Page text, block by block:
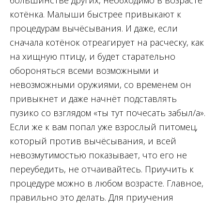
котёнка. Малыши быстрее привыкают к
процедурам вычёсывания. И даже, если
сначала котёнок отреагирует на расческу, как
на хищную птицу, и будет старательно
обороняться всеми возможными и
невозможными оружиями, со временем он
привыкнет и даже начнёт подставлять
пузико со взглядом «ты тут почесать забыл/а».
Если же к вам попал уже взрослый питомец,
который против вычёсывания, и всей
невозмутимостью показывает, что его не
переубедить, не отчаивайтесь. Приучить к
процедуре можно в любом возрасте. Главное,
правильно это делать. Для приучения